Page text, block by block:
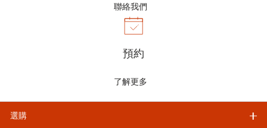
聯絡我們
預約
了解更多
選購